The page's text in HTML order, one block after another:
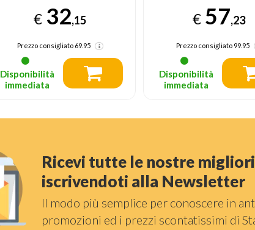
€ 32,15
Prezzo consigliato69.95
Disponibilità
immediata
Idropulsore
€ 57,23
Prezzo consigliato99.95
Disponibilità
immediata
Ricevi tutte le nostre migliori
iscrivendoti alla Newsletter
Il modo più semplice per conoscere in
promozioni ed i prezzi scontatissimi di